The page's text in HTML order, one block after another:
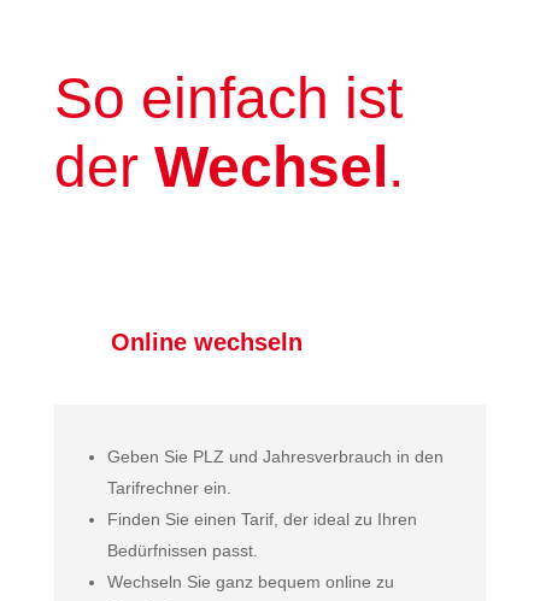
So einfach ist
der Wechsel.
Online wechseln
Geben Sie PLZ und Jahresverbrauch in den
Tarifrechner ein.
Finden Sie einen Tarif, der ideal zu Ihren
Bedürfnissen passt.
Wechseln Sie ganz bequem online zu